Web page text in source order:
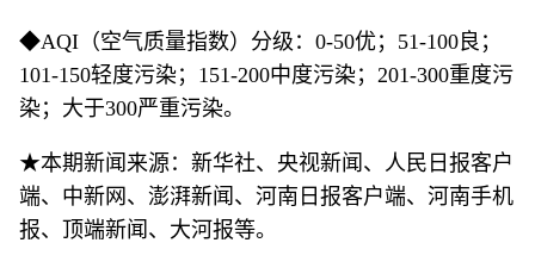
◆AQI（空气质量指数）分级：0-50优；51-100良；
101-150轻度污染；151-200中度污染；201-300重度污
染；大于300严重污染。
★本期新闻来源：新华社、央视新闻、人民日报客户
端、中新网、澎湃新闻、河南日报客户端、河南手机
报、顶端新闻、大河报等。